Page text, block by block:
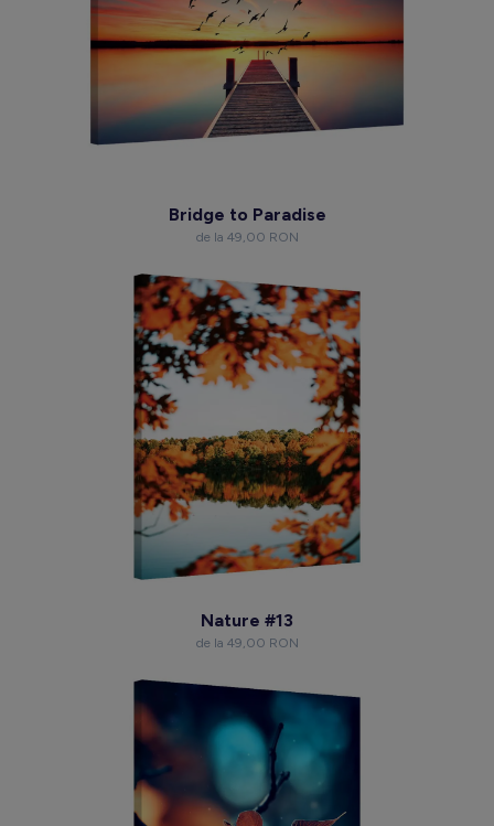
Bridge to Paradise
de la 49,00 RON
Nature #13
de la 49,00 RON